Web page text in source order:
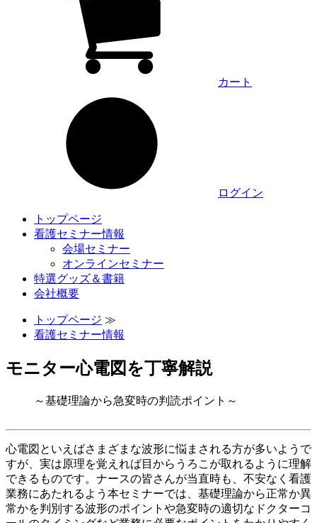
カート
ログイン
トップページ
看護セミナー情報
会場セミナー
オンラインセミナー
特選グッズ＆書籍
会社概要
トップページ ≫
看護セミナー情報
モニター心電図を丁寧解説
～基礎理論から急変時の判読ポイント～
心電図といえばさまざまな波形に悩まされる方が多いようで
すが、実は原理を覚えれば目からうろこが取れるように理解
できるものです。ナースの皆さんが当直時も、不安なく看護
業務にあたれるよう本セミナーでは、基礎理論から正常か異
常かを判別する波形のポイントや急変時の適切なドクターコ